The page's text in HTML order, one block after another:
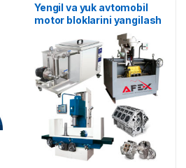
Yengil va yuk avtomobil
motor bloklarini yangilash
uskunasi AF-B005